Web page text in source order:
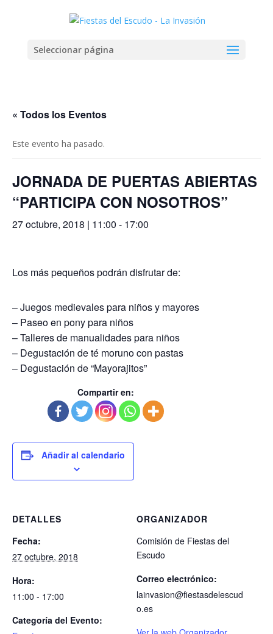
Seleccionar página
« Todos los Eventos
Este evento ha pasado.
JORNADA DE PUERTAS ABIERTAS
“PARTICIPA CON NOSOTROS”
27 octubre, 2018 | 11:00 - 17:00
Los más pequeños podrán disfrutar de:
– Juegos medievales para niños y mayores
– Paseo en pony para niños
– Talleres de manualidades para niños
– Degustación de té moruno con pastas
– Degustación de “Mayorajitos”
Compartir en:
Añadir al calendario
DETALLES
Fecha:
27 octubre, 2018
Hora:
11:00 - 17:00
Categoría del Evento:
ORGANIZADOR
Comisión de Fiestas del
Escudo
Correo electrónico:
lainvasion@fiestasdelescud
o.es